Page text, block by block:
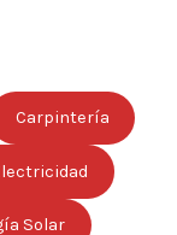
Carpintería
Solar